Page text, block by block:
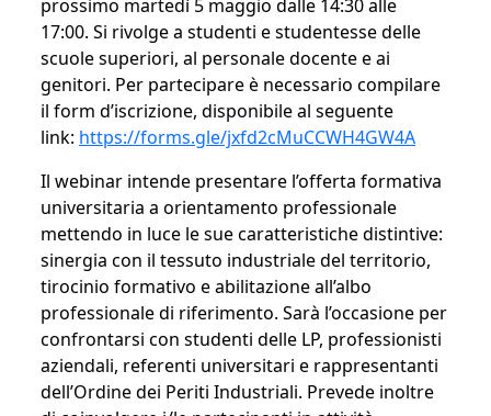
prossimo martedì 5 maggio dalle 14:30 alle
17:00. Si rivolge a studenti e studentesse delle
scuole superiori, al personale docente e ai
genitori. Per partecipare è necessario compilare
il form d’iscrizione, disponibile al seguente
link: https://forms.gle/jxfd2cMuCCWH4GW4A
Il webinar intende presentare l’offerta formativa
universitaria a orientamento professionale
mettendo in luce le sue caratteristiche distintive:
sinergia con il tessuto industriale del territorio,
tirocinio formativo e abilitazione all’albo
professionale di riferimento. Sarà l’occasione per
confrontarsi con studenti delle LP, professionisti
aziendali, referenti universitari e rappresentanti
dell’Ordine dei Periti Industriali. Prevede inoltre